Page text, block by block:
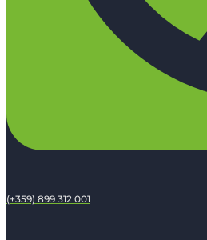
(+359) 899 312 001